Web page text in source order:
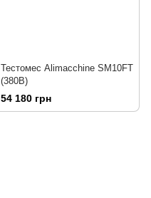
Тестомес Alimacchine SM10FT
(380В)
54 180 грн